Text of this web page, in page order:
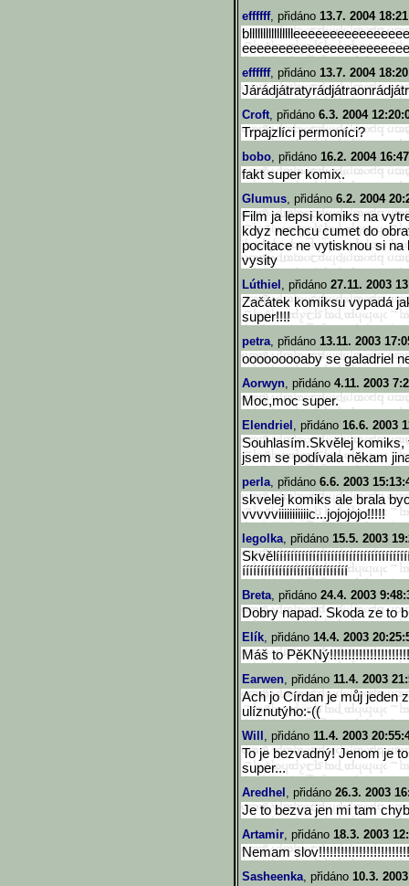
effffff, přidáno 13.7. 2004
blllllllllllllllleeeeeeeeeeeee
effffff, přidáno 13.7. 2004
Croft, přidáno 6.3. 2004
Trpajzlíci permoníci?
bobo, přidáno 16.2. 2004
fakt super komix.
Glumus, přidáno 6.2. 2004
Film ja lepsi komiks na
kdyz nechcu cumet do
pocitace ne vytisknou si
vysity
Lúthiel , přidáno 27.11. 2003
Začátek komiksu vypadá
super!!!!
petra, přidáno 13.11. 2003
ooooooooaby se galadriel
Aorwyn, přidáno 4.11. 2003
Moc,moc super.
Elendriel , přidáno 16.6. 2003
Souhlasím.Skvělej
jsem se podívala někam
perla, přidáno 6.6. 2003
skvelej komiks ale brala
vvvvviiiiiiiiiiic...jojojojo!!!!!
legolka, přidáno 15.5. 2003
Skvělííííííííííííííííííííííííí
ííííííííííííííííííííííííííííí
Breta, přidáno 24.4. 2003
Dobry napad. Skoda ze to
Elík, přidáno 14.4. 2003
Máš to
Earwen, přidáno 11.4. 2003
Ach jo Círdan je můj jeden
ulíznutýho:-((
Will , přidáno 11.4. 2003
To je bezvadný! Jenom je
super...
Aredhel , přidáno 26.3. 2003
Je to bezva jen mi tam
Artamir, přidáno 18.3. 2003
Nemam
Sasheenka, přidáno 10.3.